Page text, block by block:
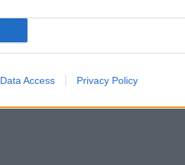
Data Access Privacy Policy